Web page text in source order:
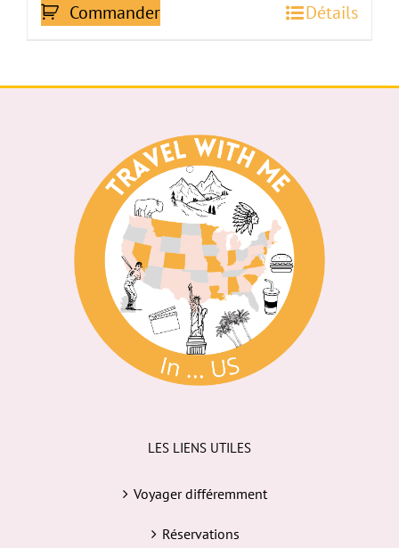
Commander Détails
LES LIENS UTILES
Voyager différemment
Réservations